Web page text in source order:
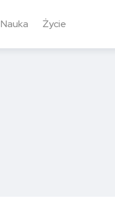
Nauka Życie